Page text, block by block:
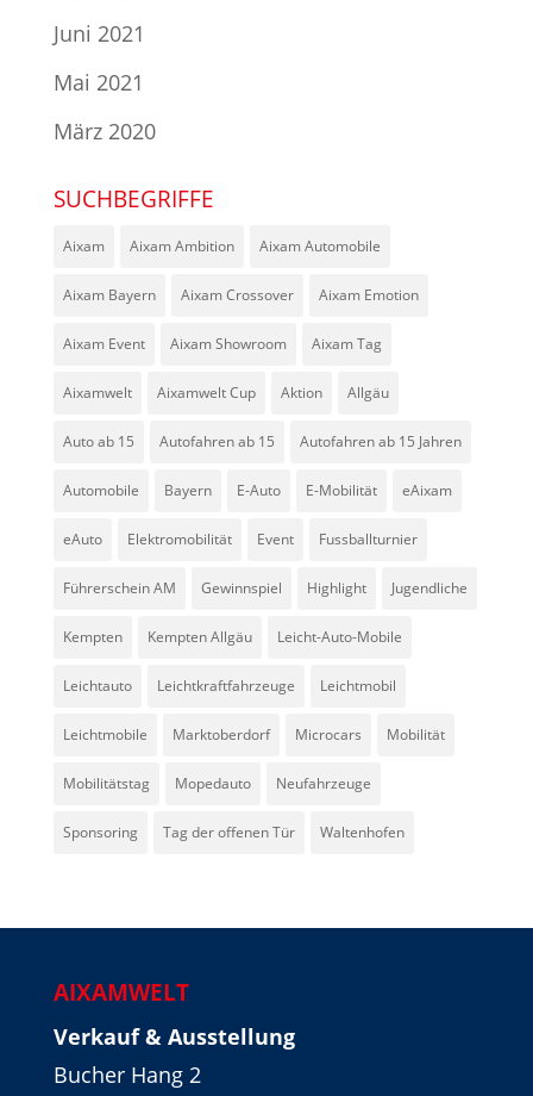
Juni 2021
Mai 2021
März 2020
SUCHBEGRIFFE
Aixam Aixam Ambition Aixam Automobile
Aixam Bayern Aixam Crossover Aixam Emotion
Aixam Event Aixam Showroom Aixam Tag
Aixamwelt Aixamwelt Cup Aktion Allgäu
Auto ab 15 Autofahren ab 15 Autofahren ab 15 Jahren
Automobile Bayern E-Auto E-Mobilität eAixam
eAuto Elektromobilität Event Fussballturnier
Führerschein AM Gewinnspiel Highlight Jugendliche
Kempten Kempten Allgäu Leicht-Auto-Mobile
Leichtauto Leichtkraftfahrzeuge Leichtmobil
Leichtmobile Marktoberdorf Microcars Mobilität
Mobilitätstag Mopedauto Neufahrzeuge
Sponsoring Tag der offenen Tür Waltenhofen
AIXAMWELT
Verkauf & Ausstellung
Bucher Hang 2